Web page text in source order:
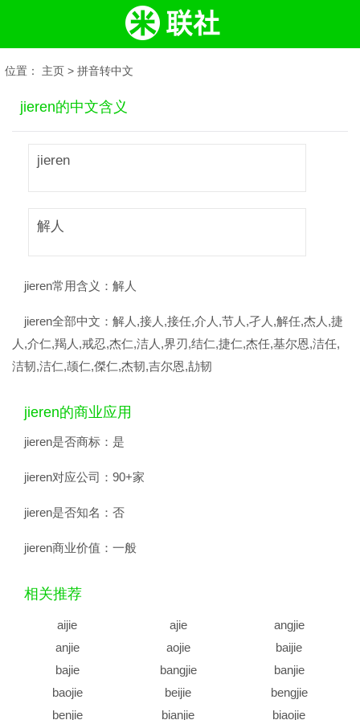
位置： 主页 > 拼音转中文
jieren的中文含义
jieren
解人
jieren常用含义： 解人
jieren全部中文： 解人,接人,接任,介人,节人,孑人,解任,杰人,捷
人,介仁,羯人,戒忍,杰仁,洁人,界刃,结仁,捷仁,杰任,基尔恩,洁任,
洁韧,洁仁,颉仁,傑仁,杰韧,吉尔恩,劼韧
jieren的商业应用
jieren是否商标： 是
jieren对应公司： 90+家
jieren是否知名： 否
jieren商业价值： 一般
相关推荐
aijie ajie
angjie
anjie
aojie
baijie
bajie
bangjie
banjie
baojie
beijie
bengjie
benjie
bianjie biaojie